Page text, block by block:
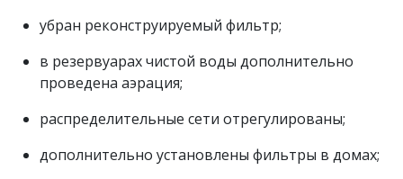
убран реконструируемый фильтр;
в резервуарах чистой воды дополнительно
проведена аэрация;
распределительные сети отрегулированы;
дополнительно установлены фильтры в домах;